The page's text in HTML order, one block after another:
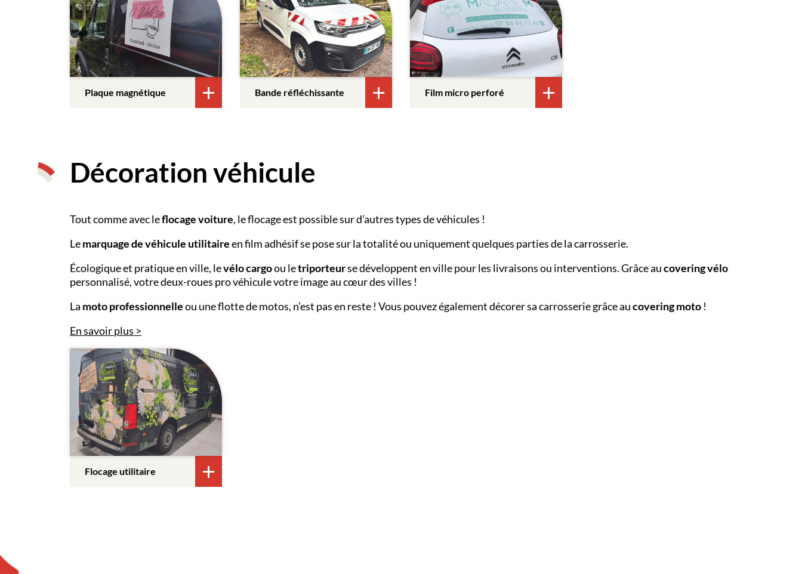
Plaque magnétique Bande réfléchissante Film micro perforé
Décoration véhicule
Tout comme avec leflocage voiture, le flocage est possible sur d’autres types de véhicules !
Lemarquage de véhicule utilitaireen film adhésif se pose sur la totalité ou uniquement quelques parties de la carrosserie.
Écologique et pratique en ville, levélo cargoou letriporteurse développent en villepour les livraisons ou interventions. Grâce aucovering vélo
personnalisé, votre deux-roues pro véhicule votre image au cœur des villes !
La moto professionnelleou une flotte de motos, n’est pas en reste ! Vous pouvez également décorer sa carrosserie grâce aucovering moto !
En savoir plus
Flocage utilitaire